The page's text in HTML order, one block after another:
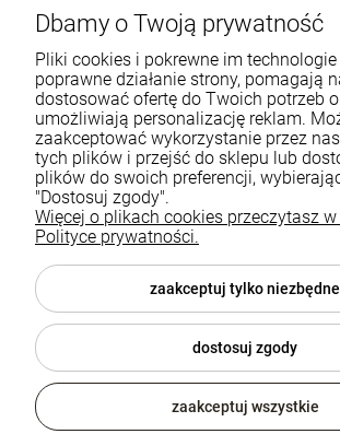
Sokoła 21 LU 2
722 335 445
biuro@oneloft.pl
Pomoc
Płatności i dostawa
Informacje
O nas
Dbamy o Twoją prywatność
Pliki cookies i pokrewne im
poprawne działanie strony, pomagają
dostosować ofertę do Twoich potrzeb
umożliwiają personalizację reklam.
zaakceptować wykorzystanie przez
tych plików i przejść do sklepu lub
plików do swoich preferencji,
"Dostosuj zgody".
Więcej o plikach cookies przeczytasz
Polityce prywatności.
zaakceptuj tylko niezbędne
dostosuj zgody
zaakceptuj wszystkie